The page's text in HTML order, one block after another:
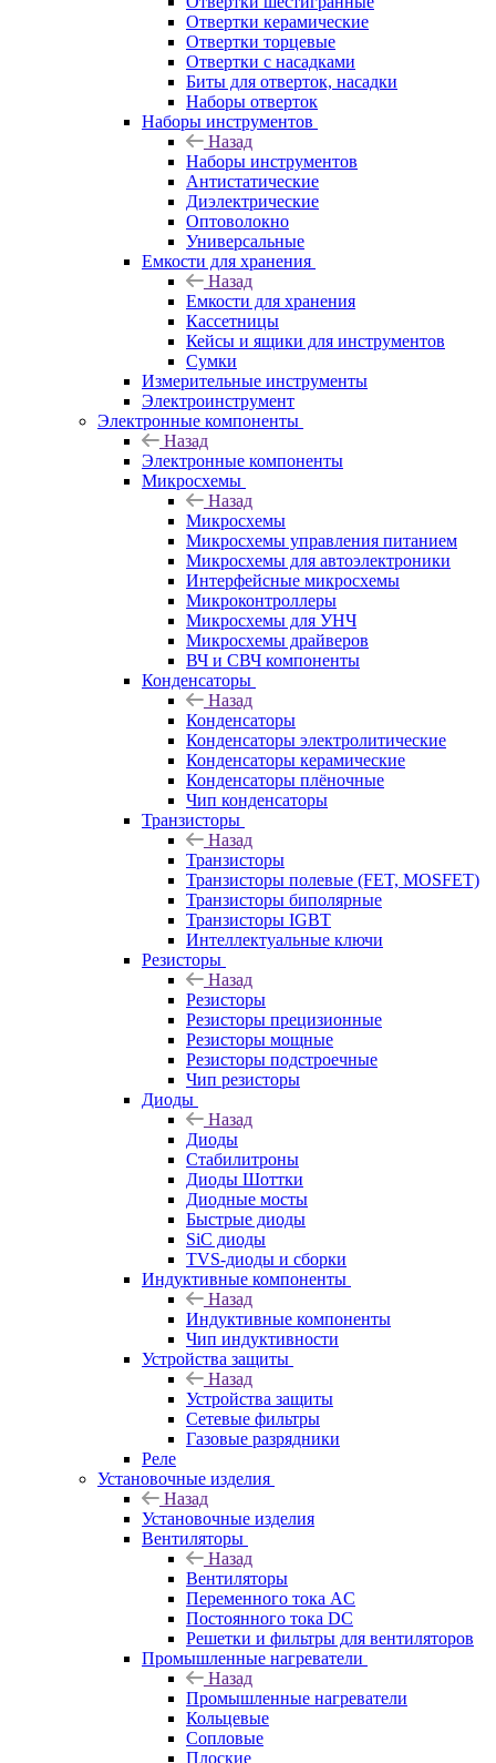
Отвертки керамические
Отвертки торцевые
Отвертки с насадками
Биты для отверток, насадки
Наборы отверток
Наборы инструментов
Назад
Наборы инструментов
Антистатические
Диэлектрические
Оптоволокно
Универсальные
Емкости для хранения
Назад
Емкости для хранения
Кассетницы
Кейсы и ящики для инструментов
Сумки
Измерительные инструменты
Электроинструмент
Электронные компоненты
Назад
Электронные компоненты
Микросхемы
Назад
Микросхемы
Микросхемы управления питанием
Микросхемы для автоэлектроники
Интерфейсные микросхемы
Микроконтроллеры
Микросхемы для УНЧ
Микросхемы драйверов
ВЧ и СВЧ компоненты
Конденсаторы
Назад
Конденсаторы
Конденсаторы электролитические
Конденсаторы керамические
Конденсаторы плёночные
Чип конденсаторы
Транзисторы
Назад
Транзисторы
Транзисторы полевые (FET, MOSFET)
Транзисторы биполярные
Транзисторы IGBT
Интеллектуальные ключи
Резисторы
Назад
Резисторы
Резисторы прецизионные
Резисторы мощные
Резисторы подстроечные
Чип резисторы
Диоды
Назад
Диоды
Стабилитроны
Диоды Шоттки
Диодные мосты
Быстрые диоды
SiC диоды
TVS-диоды и сборки
Индуктивные компоненты
Назад
Индуктивные компоненты
Чип индуктивности
Устройства защиты
Назад
Устройства защиты
Сетевые фильтры
Газовые разрядники
Реле
Установочные изделия
Назад
Установочные изделия
Вентиляторы
Назад
Вентиляторы
Переменного тока AC
Постоянного тока DC
Решетки и фильтры для вентиляторов
Промышленные нагреватели
Назад
Промышленные нагреватели
Кольцевые
Сопловые
Плоские